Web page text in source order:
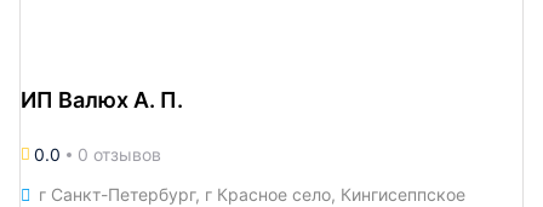
ИП Валюх А. П.
0.0
0 отзывов
г Санкт-Петербург, г Красное село, Кингисеппское